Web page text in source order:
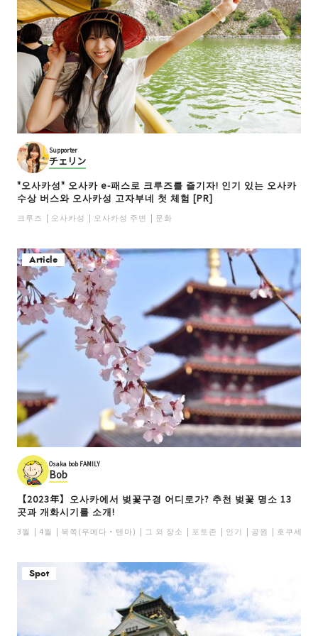
Supporter
チェリン
"오사카성" 오사카 e-패스로 크루즈를 즐기자! 인기 있는 오사카
수상 버스와 오사카성 고자부네 첫 체험 [PR]
크루즈 오사카성 오사카성 주변 문화
Article
Osaka bob FAMILY
Bob
【2023年】오사카에서 벚꽃구경 어디로가? 추천 벚꽃 명소 13
곳과 개화시기를 소개!
3월 4월 북쪽(우메다・텐마) 그 외 장소 포토존 인기 공원 호쿠세쓰
Spot